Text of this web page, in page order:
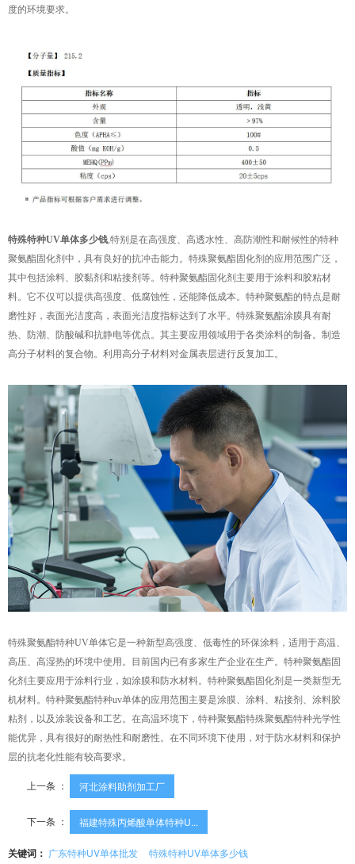
度的环境要求。
特殊特种UV单体多少钱,特别是在高强度、高透水性、高防潮性和耐候性的特种
聚氨酯固化剂中，具有良好的抗冲击能力。特殊聚氨酯固化剂的应用范围广泛，
其中包括涂料、胶黏剂和粘接剂等。特种聚氨酯固化剂主要用于涂料和胶粘材
料。它不仅可以提供高强度、低腐蚀性，还能降低成本。特种聚氨酯的特点是耐
磨性好，表面光洁度高，表面光洁度指标达到了水平。特殊聚氨酯涂膜具有耐
热、防潮、防酸碱和抗静电等优点。其主要应用领域用于各类涂料的制备。制造
高分子材料的复合物。利用高分子材料对金属表层进行反复加工。
特殊聚氨酯特种UV单体它是一种新型高强度、低毒性的环保涂料，适用于高温、
高压、高湿热的环境中使用。目前国内已有多家生产企业在生产。特种聚氨酯固
化剂主要应用于涂料行业，如涂膜和防水材料。特种聚氨酯固化剂是一类新型无
机材料。特种聚氨酯特种uv单体的应用范围主要是涂膜、涂料、粘接剂、涂料胶
粘剂，以及涂装设备和工艺。在高温环境下，特种聚氨酯特殊聚氨酯特种光学性
能优异，具有很好的耐热性和耐磨性。在不同环境下使用，对于防水材料和保护
层的抗老化性能有较高要求。
上一条 ： 河北涂料助剂加工厂
下一条 ： 福建特殊丙烯酸单体特种U...
关键词： 广东特种UV单体批发 特殊特种UV单体多少钱